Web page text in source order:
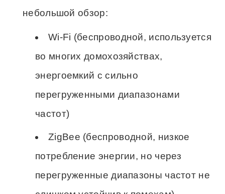
небольшой обзор:
Wi-Fi (беспроводной, используется
во многих домохозяйствах,
энергоемкий с сильно
перегруженными диапазонами
частот)
ZigBee (беспроводной, низкое
потребление энергии, но через
перегруженные диапазоны частот не